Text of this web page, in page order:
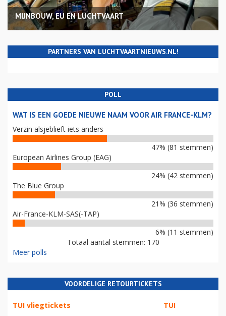
MIJNBOUW, EU EN LUCHTVAART
PARTNERS VAN LUCHTVAARTNIEUWS.NL!
POLL
WAT IS EEN GOEDE NIEUWE NAAM VOOR AIR FRANCE-KLM?
Verzin alsjeblieft iets anders
47% (81 stemmen)
European Airlines Group (EAG)
24% (42 stemmen)
The Blue Group
21% (36 stemmen)
Air-France-KLM-SAS(-TAP)
6% (11 stemmen)
Totaal aantal stemmen: 170
Meer polls
VOORDELIGE RETOURTICKETS
TUI vliegtickets TUI